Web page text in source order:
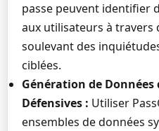
passe peuvent identifier
aux utilisateurs à travers
soulevant des
ciblées.
Génération de
Défensives : Utiliser
ensembles de données